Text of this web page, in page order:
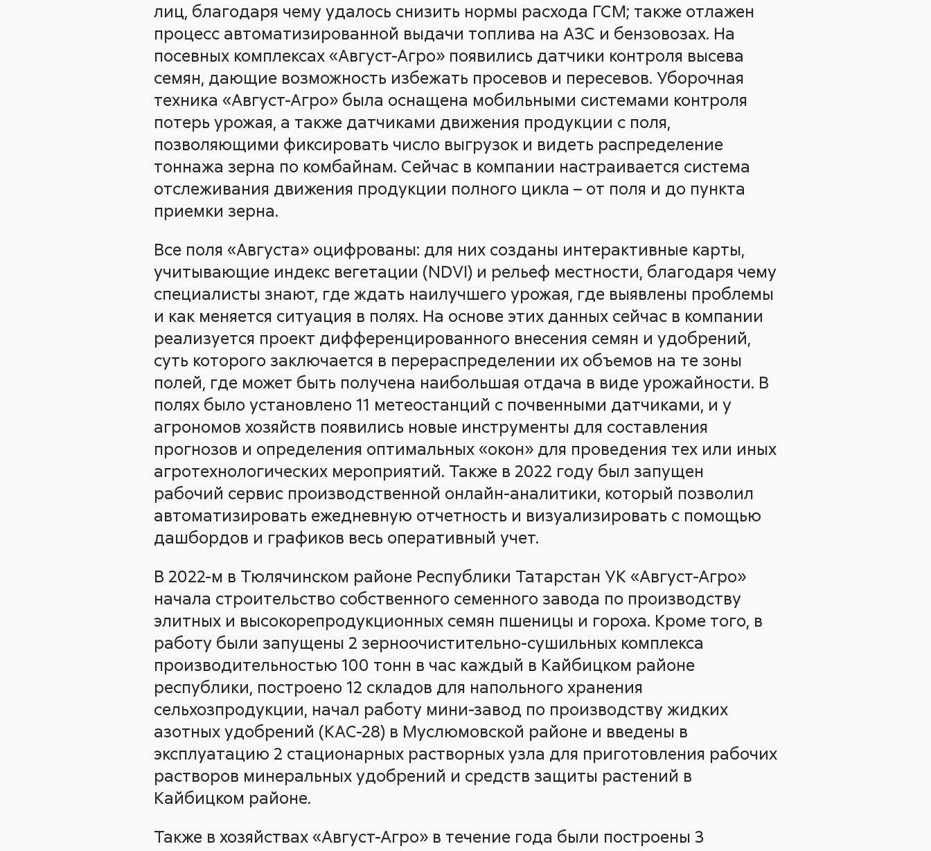
лиц, благодаря чему удалось снизить нормы расхода ГСМ; также отлажен
процесс автоматизированной выдачи топлива на АЗС и бензовозах. На
посевных комплексах «Август-Агро» появились датчики контроля высева
семян, дающие возможность избежать просевов и пересевов. Уборочная
техника «Август-Агро» была оснащена мобильными системами контроля
потерь урожая, а также датчиками движения продукции с поля,
позволяющими фиксировать число выгрузок и видеть распределение
тоннажа зерна по комбайнам. Сейчас в компании настраивается система
отслеживания движения продукции полного цикла – от поля и до пункта
приемки зерна.
Все поля «Августа» оцифрованы: для них созданы интерактивные карты,
учитывающие индекс вегетации (NDVI) и рельеф местности, благодаря чему
специалисты знают, где ждать наилучшего урожая, где выявлены проблемы
и как меняется ситуация в полях. На основе этих данных сейчас в компании
реализуется проект дифференцированного внесения семян и удобрений,
суть которого заключается в перераспределении их объемов на те зоны
полей, где может быть получена наибольшая отдача в виде урожайности. В
полях было установлено 11 метеостанций с почвенными датчиками, и у
агрономов хозяйств появились новые инструменты для составления
прогнозов и определения оптимальных «окон» для проведения тех или иных
агротехнологических мероприятий. Также в 2022 году был запущен
рабочий сервис производственной онлайн-аналитики, который позволил
автоматизировать ежедневную отчетность и визуализировать с помощью
дашбордов и графиков весь оперативный учет.
В 2022-м в Тюлячинском районе Республики Татарстан УК «Август-Агро»
начала строительство собственного семенного завода по производству
элитных и высокорепродукционных семян пшеницы и гороха. Кроме того, в
работу были запущены 2 зерноочистительно-сушильных комплекса
производительностью 100 тонн в час каждый в Кайбицком районе
республики, построено 12 складов для напольного хранения
сельхозпродукции, начал работу мини-завод по производству жидких
азотных удобрений (КАС-28) в Муслюмовской районе и введены в
эксплуатацию 2 стационарных растворных узла для приготовления рабочих
растворов минеральных удобрений и средств защиты растений в
Кайбицком районе.
Также в хозяйствах «Август-Агро» в течение года были построены 3